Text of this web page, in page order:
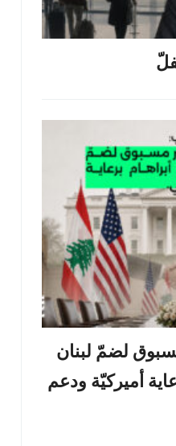
لضمّ لبنان
أميركيّة ودعم